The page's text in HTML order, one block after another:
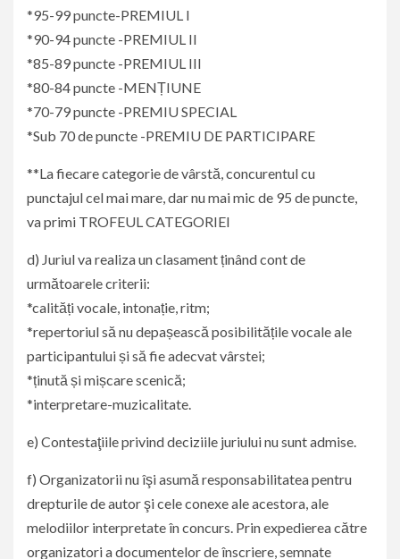
*95-99 puncte-PREMIUL I
*90-94 puncte -PREMIUL II
*85-89 puncte -PREMIUL III
*80-84 puncte -MENȚIUNE
*70-79 puncte -PREMIU SPECIAL
*Sub 70 de puncte -PREMIU DE PARTICIPARE
**La fiecare categorie de vârstă, concurentul cu
punctajul cel mai mare, dar nu mai mic de 95 de puncte,
va primi TROFEUL CATEGORIEI
d) Juriul va realiza un clasament ținând cont de
următoarele criterii:
*calități vocale, intonație, ritm;
*repertoriul să nu depașească posibilitățile vocale ale
participantului și să fie adecvat vârstei;
*ținută și mișcare scenică;
*interpretare-muzicalitate.
e) Contestaţiile privind deciziile juriului nu sunt admise.
f) Organizatorii nu îşi asumă responsabilitatea pentru
drepturile de autor şi cele conexe ale acestora, ale
melodiilor interpretate în concurs. Prin expedierea către
organizatori a documentelor de înscriere, semnate